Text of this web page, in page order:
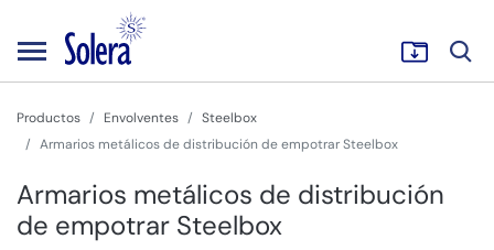
Productos Envolventes
Steelbox
Armarios metálicos de distribución de empotrar Steelbox
Armarios metálicos de distribución
de empotrar Steelbox